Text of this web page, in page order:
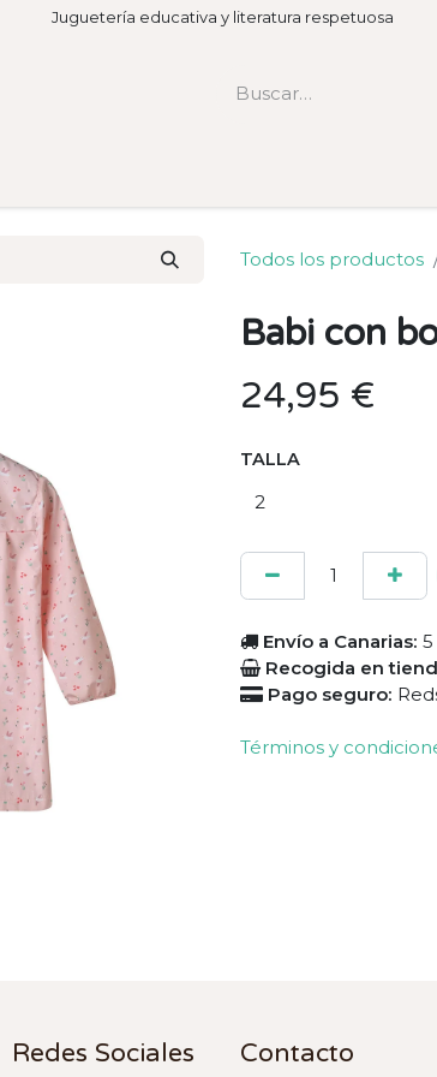
Juguetería educativa y literatura respetuosa
Todos los productos
Babi con
24,95 €
TALLA
Envío a Canarias:
Recogida en
Pago seguro:
Términos y
Redes Sociales Contacto